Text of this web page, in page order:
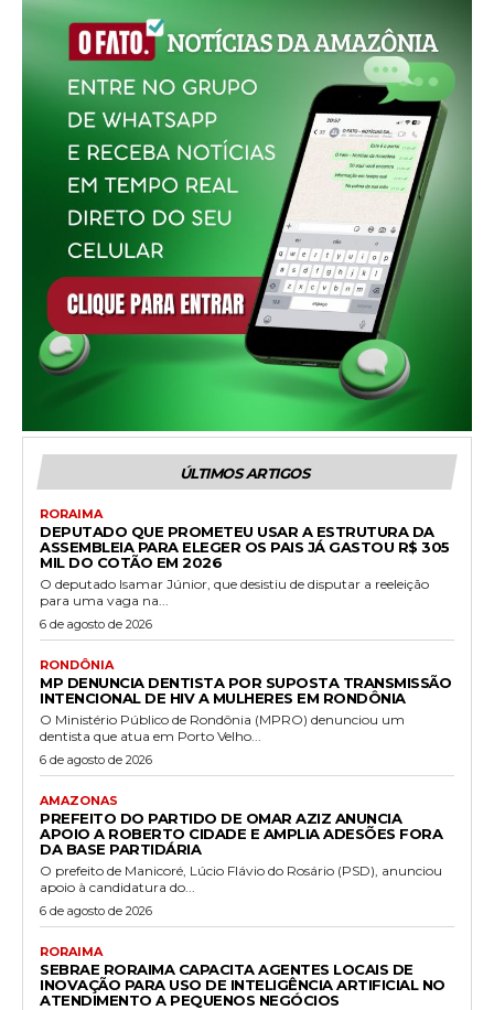
ÚLTIMOS ARTIGOS
RORAIMA
DEPUTADO QUE PROMETEU USAR A ESTRUTURA DA
ASSEMBLEIA PARA ELEGER OS PAIS JÁ GASTOU R$ 305
MIL DO COTÃO EM 2026
O deputado Isamar Júnior, que desistiu de disputar a reeleição
para uma vaga na...
6 de agosto de 2026
RONDÔNIA
MP DENUNCIA DENTISTA POR SUPOSTA TRANSMISSÃO
INTENCIONAL DE HIV A MULHERES EM RONDÔNIA
O Ministério Público de Rondônia (MPRO) denunciou um
dentista que atua em Porto Velho...
6 de agosto de 2026
AMAZONAS
PREFEITO DO PARTIDO DE OMAR AZIZ ANUNCIA
APOIO A ROBERTO CIDADE E AMPLIA ADESÕES FORA
DA BASE PARTIDÁRIA
O prefeito de Manicoré, Lúcio Flávio do Rosário (PSD), anunciou
apoio à candidatura do...
6 de agosto de 2026
RORAIMA
SEBRAE RORAIMA CAPACITA AGENTES LOCAIS DE
INOVAÇÃO PARA USO DE INTELIGÊNCIA ARTIFICIAL NO
ATENDIMENTO A PEQUENOS NEGÓCIOS